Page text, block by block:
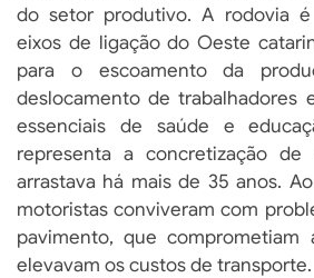
do setor produtivo. A rodovia
eixos de ligação do Oeste
para o escoamento da
deslocamento de trabalhadores
essenciais de saúde e
representa a concretização
arrastava há mais de 35 anos.
motoristas conviveram com
pavimento, que comprometiam
elevavam os custos de transporte.